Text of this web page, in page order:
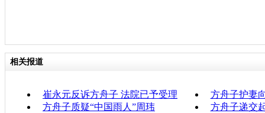
相关报道
崔永元反诉方舟子 法院已予受理
方舟子护妻
方舟子质疑“中国雨人”周玮
方舟子递交